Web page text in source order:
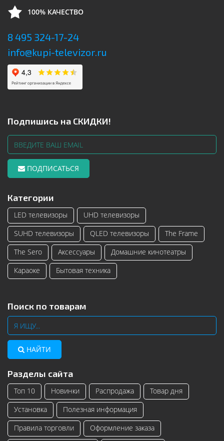
100% КАЧЕСТВО
8 495 324-17-24
info@kupi-televizor.ru
Подпишись на СКИДКИ!
ПОДПИСАТЬСЯ
Категории
LED телевизоры
UHD телевизоры
SUHD телевизоры
QLED телевизоры
The Frame
The Sero
Аксессуары
Домашние кинотеатры
Караоке
Бытовая техника
Поиск по товарам
НАЙТИ
Разделы сайта
Топ 10 Новинки Распродажа
Товар дня
Установка
Полезная информация
Правила торговли
Оформление заказа